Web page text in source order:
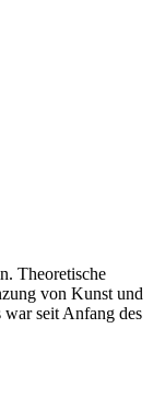
Theoretische
von Kunst und
seit Anfang des